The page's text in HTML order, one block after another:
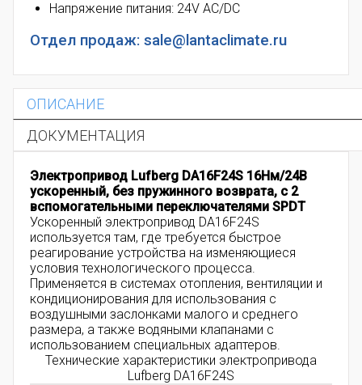
Напряжение питания: 24V AC/DC
Отдел продаж: sale@lantaclimate.ru
ОПИСАНИЕ
ДОКУМЕНТАЦИЯ
Электропривод Lufberg DA16F24S 16Нм/24В
ускоренный, без пружинного возврата, с 2
вспомогательными переключателями SPDT
Ускоренный электропривод DA16F24S
используется там, где требуется быстрое
реагирование устройства на изменяющиеся
условия технологического процесса.
Применяется в системах отопления, вентиляции и
кондиционирования для использования с
воздушными заслонками малого и среднего
размера, а также водяными клапанами с
использованием специальных адаптеров.
Технические характеристики электропривода
Lufberg DA16F24S